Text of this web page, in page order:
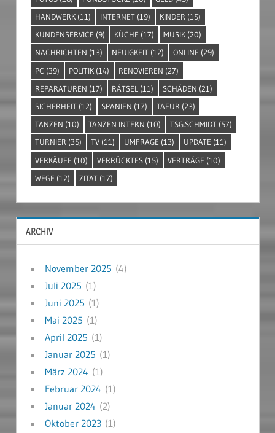
HANDWERK (11) INTERNET (19) KINDER (15)
KUNDENSERVICE (9) KÜCHE (17) MUSIK (20)
NACHRICHTEN (13) NEUIGKEIT (12) ONLINE (29)
PC (39) POLITIK (14) RENOVIEREN (27)
REPARATUREN (17) RÄTSEL (11) SCHÄDEN (21)
SICHERHEIT (12) SPANIEN (17) TAEUR (23)
TANZEN (10) TANZEN INTERN (10) TSG.SCHMIDT (57)
TURNIER (35) TV (11) UMFRAGE (13) UPDATE (11)
VERKÄUFE (10) VERRÜCKTES (15) VERTRÄGE (10)
WEGE (12) ZITAT (17)
ARCHIV
November 2025 (4)
Juli 2025 (1)
Juni 2025 (1)
Mai 2025 (1)
April 2025 (1)
Januar 2025 (1)
März 2024 (1)
Februar 2024 (1)
Januar 2024 (2)
Oktober 2023(1)